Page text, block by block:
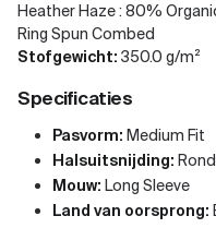
Heather Haze : 80%
Ring Spun Combed
Stofgewicht: 350.0 g/m²
Specificaties
Pasvorm: Medium Fit
Halsuitsnijding:
Mouw: Long Sleeve
Land van oorsprong: